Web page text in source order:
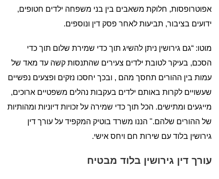
אפוטרופסות, חלוקת משאבים בין בני משפחה ילדים חטופים,
ידועים בציבור, תביעות לאחר פסק דין ונוספים.
מוטו: “גם גירושין ניתן להשיג תוך כדי שמירת שלום תוך כדי
הסכם, בעיקר לטובת ילדים צעירים שהתנסות קשה עד מאד של
עמות בין ההורים תחסך מהם , ובכך יחסכו נזקים ופצעים נפשיים
שעשויים לקרות באותם ילדים בעקבות נהלים משפטיים ארוכים,
מייגעים ומתישים. הכל תוך כדי שמירה על זכויות דיוניות ומהותיות
של ההורים שלהם." הננו משרד בוטיק המקפיד על עורך דין
גירושין בלוד עם שירות חם ויחס אישי.
עורך דין גירושין בלוד מבטיח